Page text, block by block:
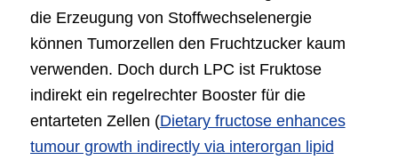
die Erzeugung von Stoffwechselenergie
können Tumorzellen den Fruchtzucker kaum
verwenden. Doch durch LPC ist Fruktose
indirekt ein regelrechter Booster für die
entarteten Zellen (Dietary fructose enhances
tumour growth indirectly via interorgan lipid